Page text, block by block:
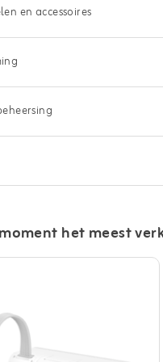
en accessoires
het meest